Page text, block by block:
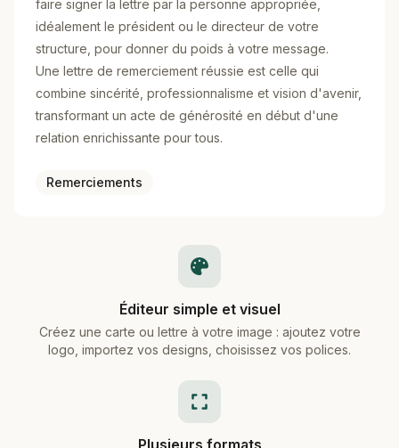
faire signer la lettre par la personne appropriée,
idéalement le président ou le directeur de votre
structure, pour donner du poids à votre message.
Une lettre de remerciement réussie est celle qui
combine sincérité, professionnalisme et vision d'avenir,
transformant un acte de générosité en début d'une
relation enrichissante pour tous.
Remerciements
Éditeur simple et visuel
Créez une carte ou lettre à votre image : ajoutez votre
logo, importez vos designs, choisissez vos polices.
Plusieurs formats